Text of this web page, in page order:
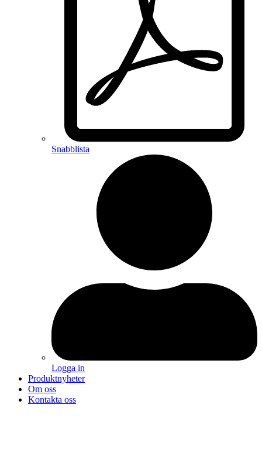
Snabblista
Logga in
Produktnyheter
Om oss
Kontakta oss